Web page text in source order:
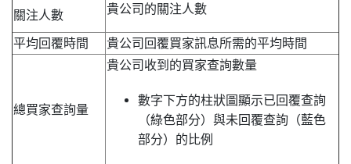
關注人數 貴公司的關注人數
平均回覆時間 貴公司回覆買家訊息所需的平均時間
總買家查詢量
貴公司收到的買家查詢數量
數字下方的柱狀圖顯示已回覆查詢
（綠色部分）與未回覆查詢（藍色
部分）的比例